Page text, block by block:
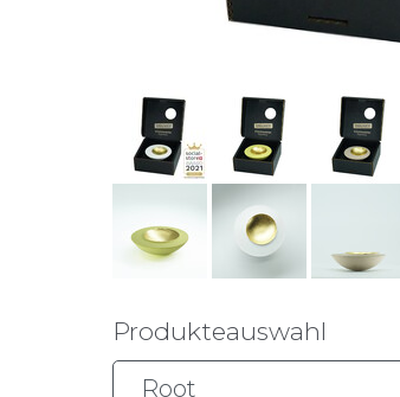
Produkteauswahl